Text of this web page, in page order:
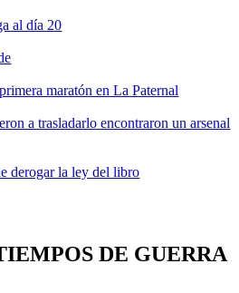
al día 20
maratón en La Paternal
a trasladarlo encontraron un arsenal
derogar la ley del libro
DE GUERRA